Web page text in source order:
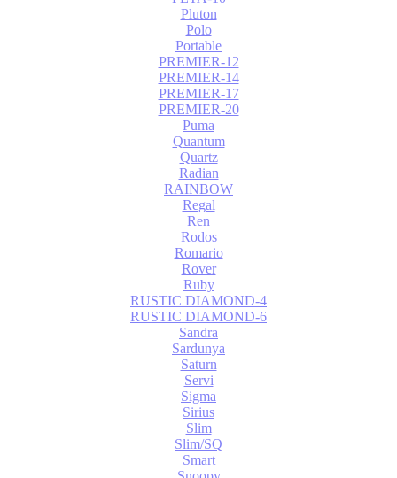
Pluton
Polo
Portable
PREMIER-12
PREMIER-14
PREMIER-17
PREMIER-20
Puma
Quantum
Quartz
Radian
RAINBOW
Regal
Ren
Rodos
Romario
Rover
Ruby
RUSTIC DIAMOND-4
RUSTIC DIAMOND-6
Sandra
Sardunya
Saturn
Servi
Sigma
Sirius
Slim
Slim/SQ
Smart